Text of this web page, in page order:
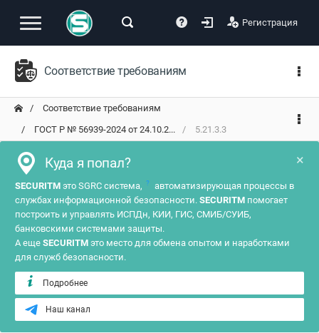
Регистрация
Соответствие требованиям
Соответствие требованиям
ГОСТ Р № 56939-2024 от 24.10.2...
5.21.3.3
×
Куда я попал?
SECURITM это SGRC система, ?
автоматизирующая процессы в
службах информационной безопасности. SECURITM помогает
построить и управлять ИСПДн, КИИ, ГИС, СМИБ/СУИБ,
банковскими системами защиты.
А еще SECURITM это место для обмена опытом и наработками
для служб безопасности.
Подробнее
Наш канал